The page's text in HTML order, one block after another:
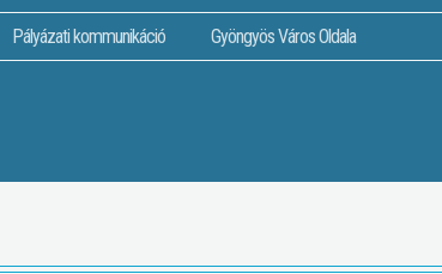
Pályázati kommunikáció Gyöngyös Város Oldala